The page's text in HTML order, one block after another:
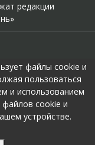
редакции
технологии
с их
Production
файлы cookie и
пользоваться
и использованием
файлов cookie и
устройстве.